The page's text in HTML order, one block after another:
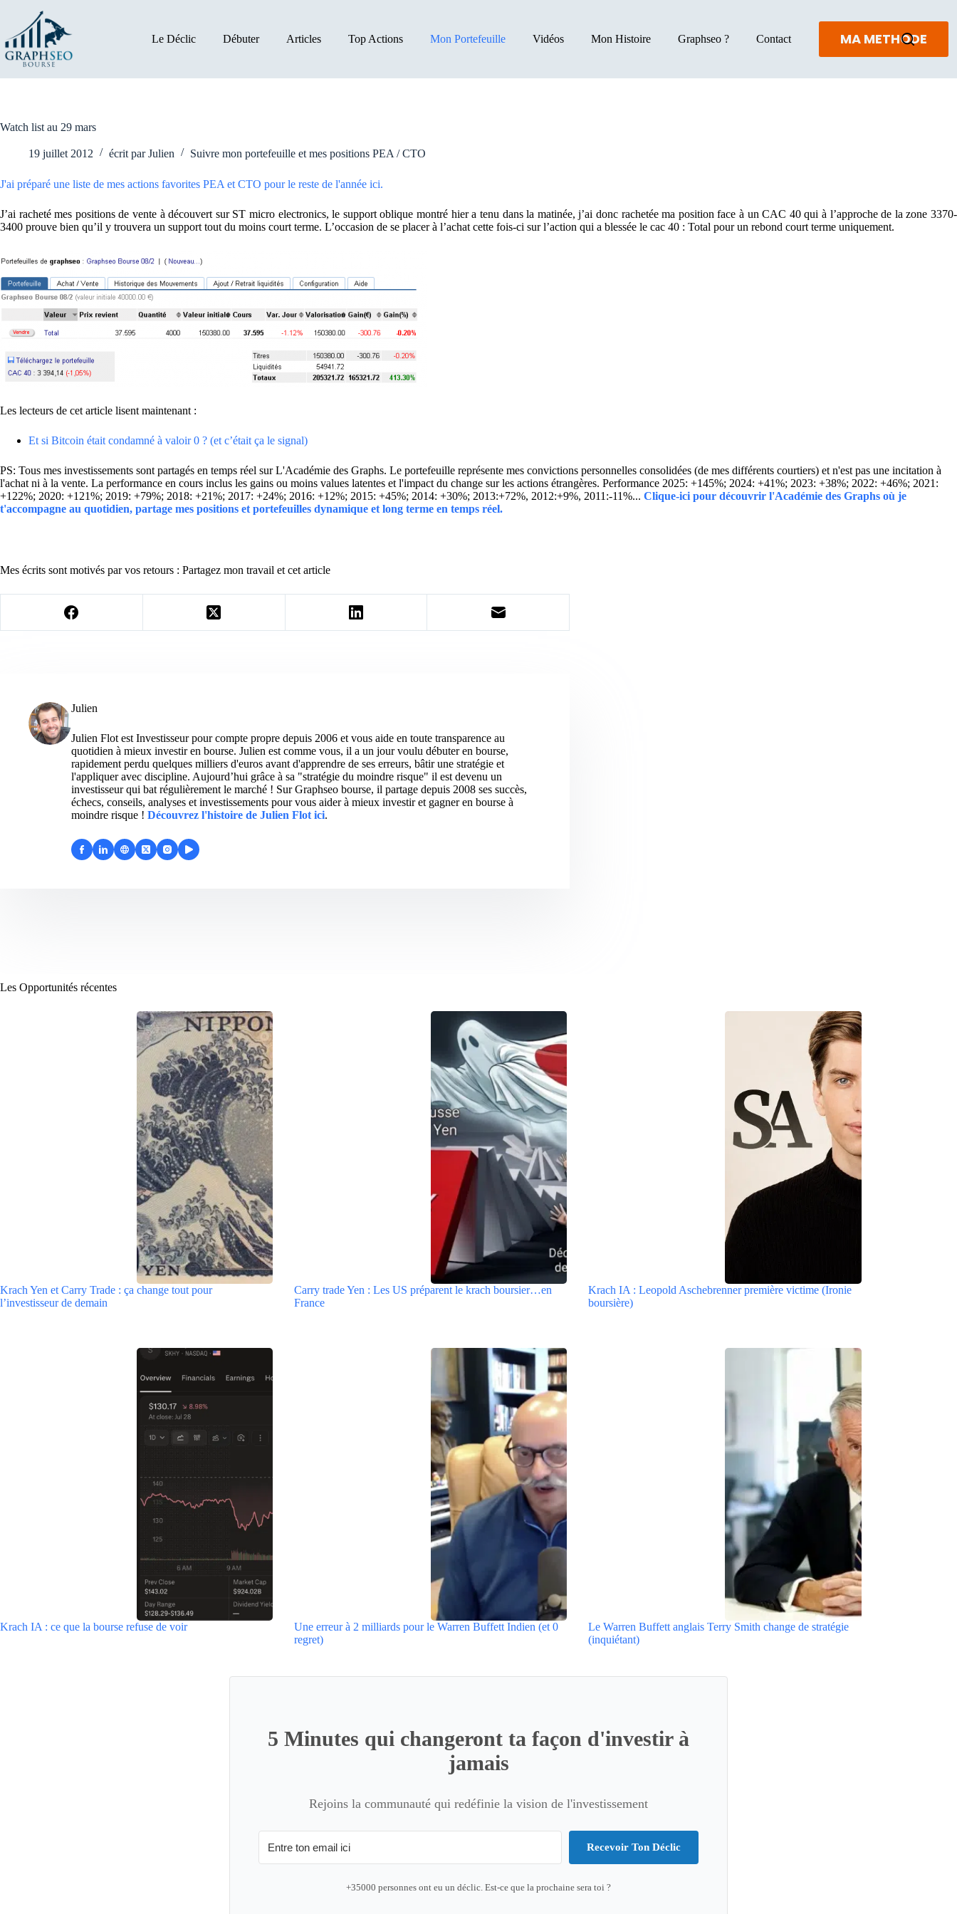
contenu
Le Déclic Débuter Articles Top Actions Mon Portefeuille Vidéos Mon Histoire Graphseo ? Contact MA METHODE
Watch list au 29 mars
19 juillet 2012 écrit par Julien Suivre mon portefeuille et mes positions PEA / CTO
J'ai préparé une liste de mes actions favorites PEA et CTO pour le reste de l'année ici.
J’ai racheté mes positions de vente à découvert sur ST micro electronics, le support oblique montré hier a tenu dans la matinée, j’ai donc rachetée ma position face à un CAC 40 qui à l’approche de la zone 3370-
3400 prouve bien qu’il y trouvera un support tout du moins court terme. L’occasion de se placer à l’achat cette fois-ci sur l’action qui a blessée le cac 40 : Total pour un rebond court terme uniquement.
Les lecteurs de cet article lisent maintenant :
Et si Bitcoin était condamné à valoir 0 ? (et c’était ça le signal)
PS: Tous mes investissements sont partagés en temps réel sur L'Académie des Graphs. Le portefeuille représente mes convictions personnelles consolidées (de mes différents courtiers) et n'est pas une incitation à
l'achat ni à la vente. La performance en cours inclus les gains ou moins values latentes et l'impact du change sur les actions étrangères. Performance 2025: +145%; 2024: +41%; 2023: +38%; 2022: +46%; 2021:
+122%; 2020: +121%; 2019: +79%; 2018: +21%; 2017: +24%; 2016: +12%; 2015: +45%; 2014: +30%; 2013:+72%, 2012:+9%, 2011:-11%... Clique-ici pour découvrir l'Académie des Graphs où je
t'accompagne au quotidien, partage mes positions et portefeuilles dynamique et long terme en temps réel.
Mes écrits sont motivés par vos retours : Partagez mon travail et cet article
Julien
Julien Flot est Investisseur pour compte propre depuis 2006 et vous aide en toute transparence au
quotidien à mieux investir en bourse. Julien est comme vous, il a un jour voulu débuter en bourse,
rapidement perdu quelques milliers d'euros avant d'apprendre de ses erreurs, bâtir une stratégie et
l'appliquer avec discipline. Aujourd’hui grâce à sa "stratégie du moindre risque" il est devenu un
investisseur qui bat régulièrement le marché ! Sur Graphseo bourse, il partage depuis 2008 ses succès,
échecs, conseils, analyses et investissements pour vous aider à mieux investir et gagner en bourse à
moindre risque ! Découvrez l'histoire de Julien Flot ici.
Les Opportunités récentes
Krach Yen et Carry Trade : ça change tout pour
l’investisseur de demain
Carry trade Yen : Les US préparent le krach boursier…en
France
Krach IA : Leopold Aschebrenner première victime (Ironie
boursière)
Krach IA : ce que la bourse refuse de voir
Une erreur à 2 milliards pour le Warren Buffett Indien (et 0
regret)
Le Warren Buffett anglais Terry Smith change de stratégie
(inquiétant)
5 Minutes qui changeront ta façon d'investir à
jamais
Rejoins la communauté qui redéfinie la vision de l'investissement
Recevoir Ton Déclic
+35000 personnes ont eu un déclic. Est-ce que la prochaine sera toi ?